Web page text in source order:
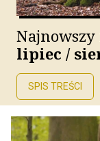
lipiec /
SPIS TREŚCI